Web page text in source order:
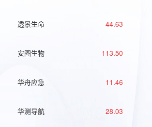
透景生命 44.63
安图生物 113.50
华舟应急 11.46
华测导航 28.03